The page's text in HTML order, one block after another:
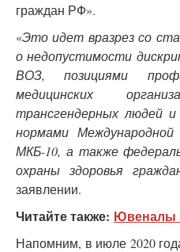
граждан РФ».
«Это идет вразрез со
о недопустимости
ВОЗ, позициями
медицинских
трансгендерных людей
нормами Международной
МКБ-10, а также
охраны здоровья
заявлении.
Читайте также: Ювеналы
Напомним, в июле 2020